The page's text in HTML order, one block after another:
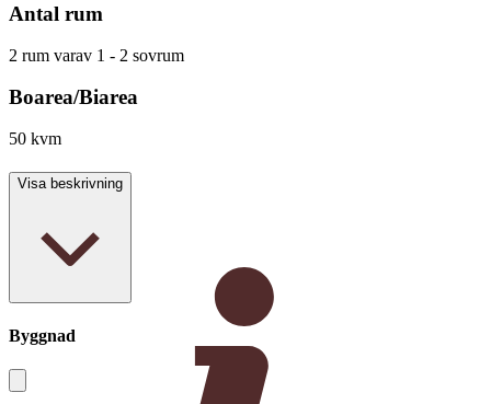
Antal rum
2 rum varav 1 - 2 sovrum
Boarea/Biarea
50 kvm
Visa beskrivning
Byggnad